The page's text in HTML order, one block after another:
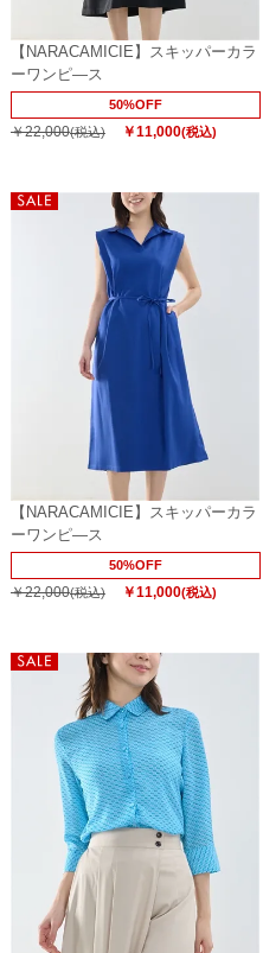
【NARACAMICIE】スキッパーカラ
ーワンピ―ス
50%OFF
￥22,000(税込) ￥11,000(税込)
【NARACAMICIE】スキッパーカラ
ーワンピ―ス
50%OFF
￥22,000(税込) ￥11,000(税込)